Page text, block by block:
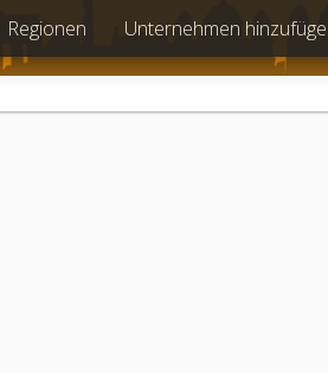
Regionen Unternehmen